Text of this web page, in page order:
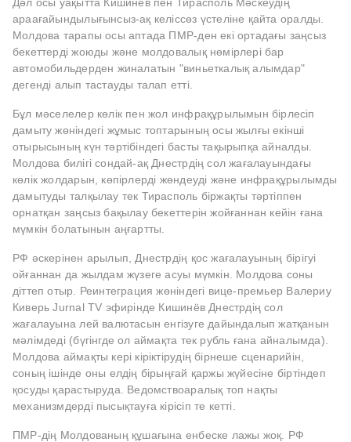
араағайындылығынсыз-ақ келіссөз үстеліне қайта оралды.
Молдова тарапы осы аптада ПМР-ден екі ортадағы заңсыз
бекеттерді жоюды және молдовалық нөмірлері бар
автомобильдерден жиналатын "виньеткалық алымдар"
дегенді алып тастауды талап етті.
Бұл мәселелер көлік пен жол инфрақұрылымын бірлесіп
дамыту жөніндегі жұмыс топтарының осы жылғы екінші
отырысының күн тәртібіндегі басты тақырыпқа айналды.
Молдова билігі сондай-ақ Днестрдің сол жағалауындағы
көлік жолдарын, көпірлерді жөндеуді және инфрақұрылымды
дамытуды талқылау тек Тирасполь біржақты тәртіппен
орнатқан заңсыз бақылау бекеттерін жойғаннан кейін ғана
мүмкін болатынын аңғартты.
РФ әскерінен арылып, Днестрдің қос жағалауының бірігуі
ойғаннан да жылдам жүзеге асуы мүмкін. Молдова соны
діттеп отыр. Реинтеграция жөніндегі вице-премьер Валериу
Киверь Jurnal TV эфирінде Кишинёв Днестрдің сол
жағалауына лей валютасын енгізуге дайындалып жатқанын
мәлімдеді (бүгінгде ол аймақта тек рубль ғана айналымда).
Молдова аймақты кері кіріктірудің бірнеше сценарийін,
соның ішінде оны елдің бірыңғай қаржы жүйесіне біртіндеп
қосуды қарастыруда. Ведомствоаралық топ нақты
механизмдерді пысықтауға кірісіп те кетті.
ПМР-дің Молдованың құшағына енбеске лажы жоқ. РФ